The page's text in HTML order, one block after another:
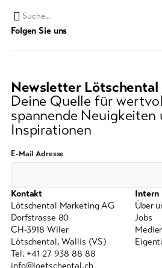
Suchwort
Folgen Sie uns
Newsletter Lötschental
Deine Quelle für
spannende Neuigkeiten
Inspirationen
E-Mail Adresse
Kontakt
Lötschental Marketing AG
Dorfstrasse 80
CH-3918 Wiler
Lötschental, Wallis (VS)
Tel. +41 27 938 88 88
info@loetschental.ch
Intern
Über
Jobs